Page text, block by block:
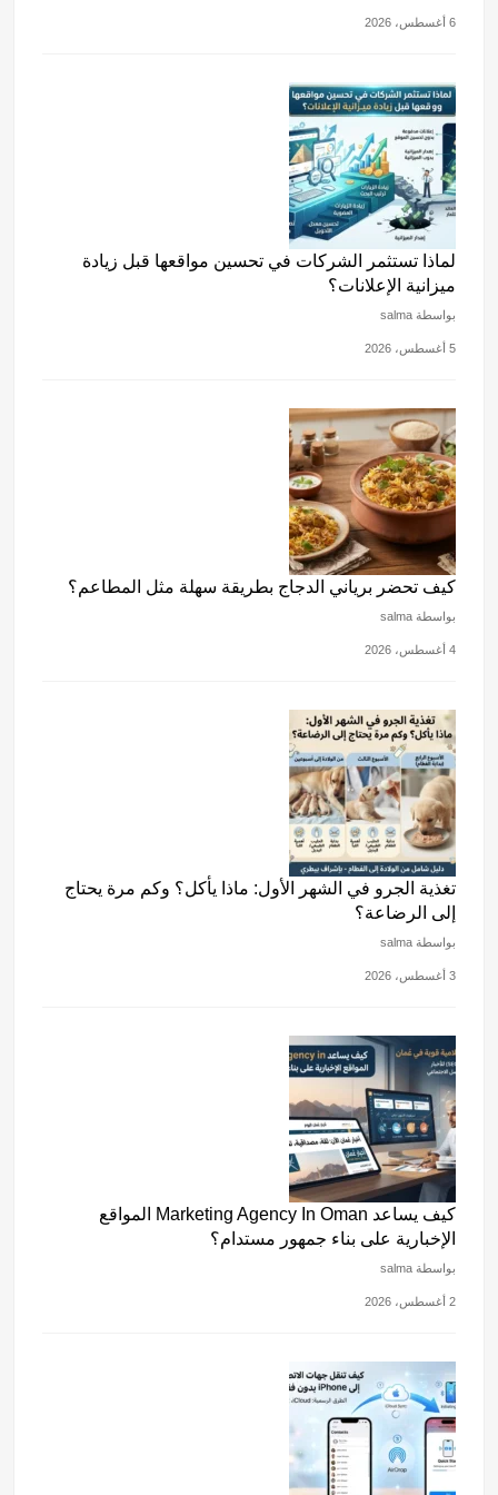
6 أغسطس، 2026
لماذا تستثمر الشركات في تحسين مواقعها قبل زيادة
ميزانية الإعلانات؟
بواسطة salma
5 أغسطس، 2026
كيف تحضر برياني الدجاج بطريقة سهلة مثل المطاعم؟
بواسطة salma
4 أغسطس، 2026
تغذية الجرو في الشهر الأول: ماذا يأكل؟ وكم مرة يحتاج
إلى الرضاعة؟
بواسطة salma
3 أغسطس، 2026
كيف يساعد Marketing Agency In Oman المواقع
الإخبارية على بناء جمهور مستدام؟
بواسطة salma
2 أغسطس، 2026